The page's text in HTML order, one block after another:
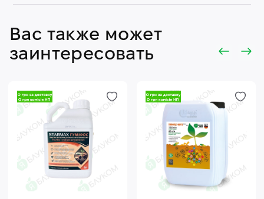
Вас также может
заинтересовать